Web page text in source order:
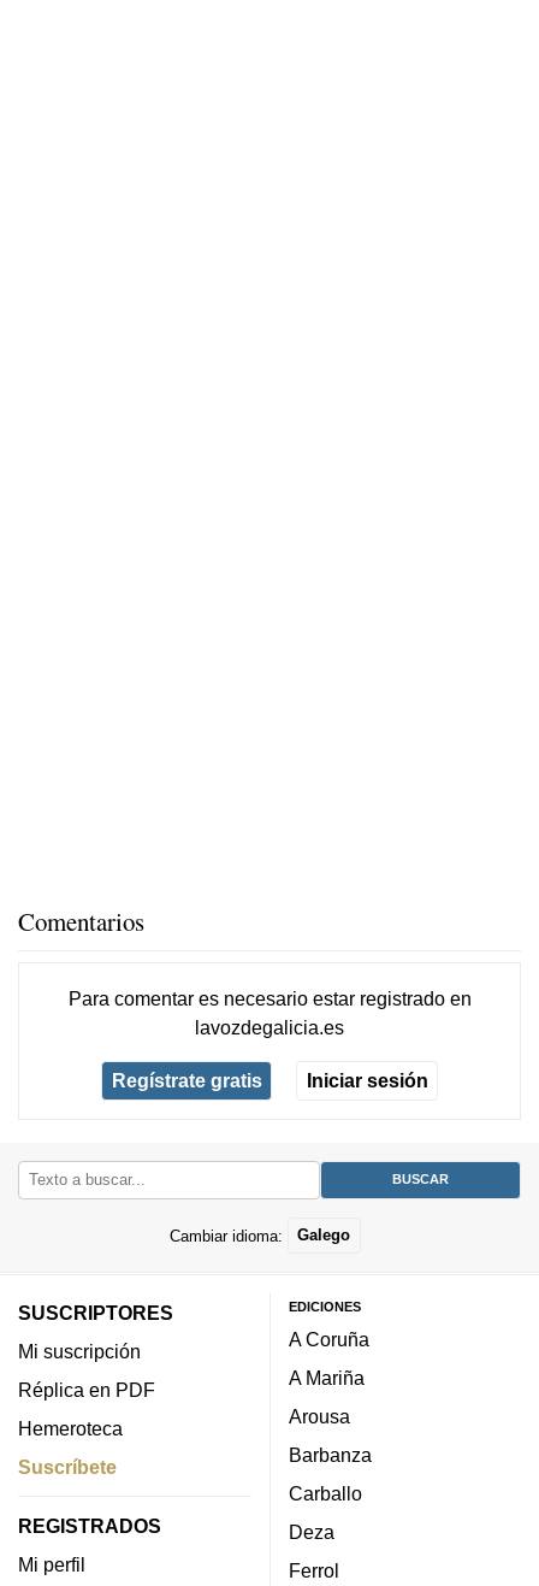
Comentarios
Para comentar es necesario estar registradoen
lavozdegalicia.es
Regístrate gratis Iniciar sesión
Cambiar idioma: Galego
SUSCRIPTORES
Mi suscripción
Réplica en PDF
Hemeroteca
Suscríbete
REGISTRADOS
Mi perfil
EDICIONES
A Coruña
A Mariña
Arousa
Barbanza
Carballo
Deza
Ferrol